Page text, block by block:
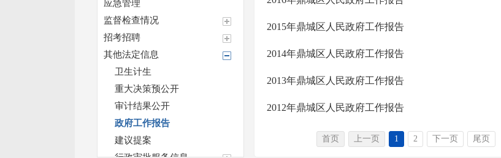
应急管理
监督检查情况
招考招聘
其他法定信息
卫生计生
重大决策预公开
审计结果公开
政府工作报告
建议提案
2015年鼎城区人民政府工作报告
2014年鼎城区人民政府工作报告
2013年鼎城区人民政府工作报告
2012年鼎城区人民政府工作报告
首页 上一页 1 2 下一页 尾页